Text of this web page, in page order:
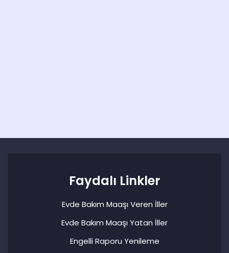
Faydalı Linkler
Evde Bakım Maaşı Veren İller
Evde Bakım Maaşı Yatan İller
Engelli Raporu Yenileme